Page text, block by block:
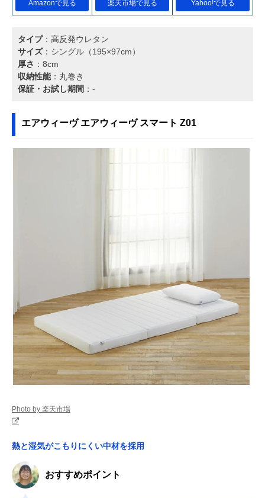
Amazonで見る 楽天市場で見る Yahoo!で見る
タイプ：高反発ウレタン
サイズ：シングル（195×97cm）
厚さ ：8cm
収納性能：丸巻き
保証・お試し期間 ：-
エアウィーヴ エアウィーヴ スマート Z01
Photo by 楽天市場
熱と湿気がこもりにくい中材を採用
おすすめポイント